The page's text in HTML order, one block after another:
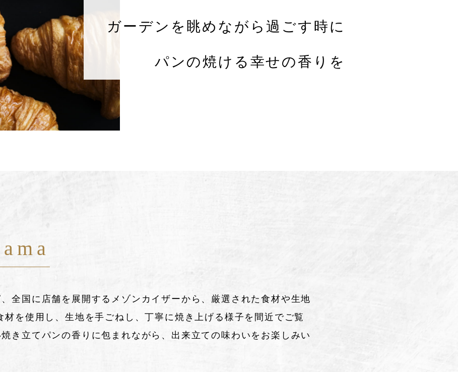
ガーデンを眺めながら過ごす時に
パンの焼ける幸せの⾹りを
全国に店舗を展開するメゾンカイザーから、厳選された食材や生地
を使用し、生地を手ごねし、丁寧に焼き上げる様子を間近でご覧
き立てパンの香りに包まれながら、出来立ての味わいをお楽しみい